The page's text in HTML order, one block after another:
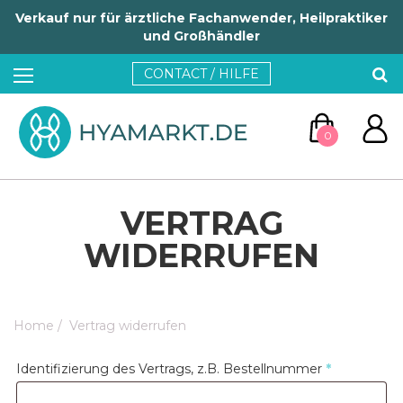
Verkauf nur für ärztliche Fachanwender, Heilpraktiker
und Großhändler
CONTACT / HILFE
0
WEITER EINKAUFEN
VERTRAG
WIDERRUFEN
Home / Vertrag widerrufen
Identifizierung des Vertrags, z.B. Bestellnummer *